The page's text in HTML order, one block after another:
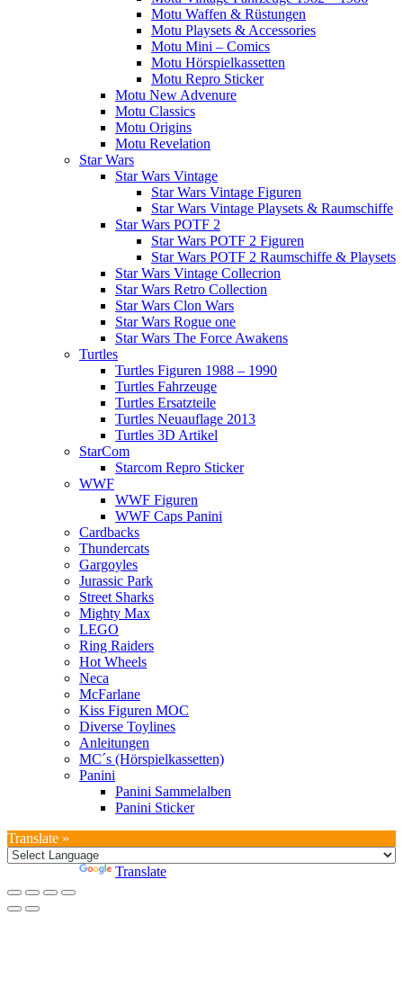
Motu Waffen & Rüstungen
Motu Playsets & Accessories
Motu Mini – Comics
Motu Hörspielkassetten
Motu Repro Sticker
Motu New Advenure
Motu Classics
Motu Origins
Motu Revelation
Star Wars
Star Wars Vintage
Star Wars Vintage Figuren
Star Wars Vintage Playsets & Raumschiffe
Star Wars POTF 2
Star Wars POTF 2 Figuren
Star Wars POTF 2 Raumschiffe & Playsets
Star Wars Vintage Collecrion
Star Wars Retro Collection
Star Wars Clon Wars
Star Wars Rogue one
Star Wars The Force Awakens
Turtles
Turtles Figuren 1988 – 1990
Turtles Fahrzeuge
Turtles Ersatzteile
Turtles Neuauflage 2013
Turtles 3D Artikel
StarCom
Starcom Repro Sticker
WWF
WWF Figuren
WWF Caps Panini
Cardbacks
Thundercats
Gargoyles
Jurassic Park
Street Sharks
Mighty Max
LEGO
Ring Raiders
Hot Wheels
Neca
McFarlane
Kiss Figuren MOC
Diverse Toylines
Anleitungen
MC´s (Hörspielkassetten)
Panini
Panini Sammelalben
Panini Sticker
Translate »
Translate